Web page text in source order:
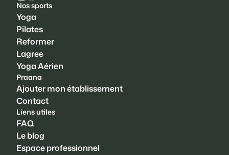
Nos sports
Yoga
Pilates
Reformer
Lagree
Yoga Aérien
Praana
Ajouter mon établissement
Contact
Liens utiles
FAQ
Le blog
Espace professionnel